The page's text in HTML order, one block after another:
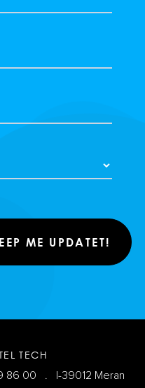
TECH
86 00 . I-39012 Meran